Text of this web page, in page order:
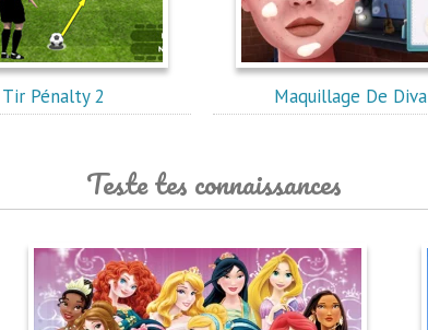
Tir Pénalty 2 Maquillage De Diva
Teste tes connaissances